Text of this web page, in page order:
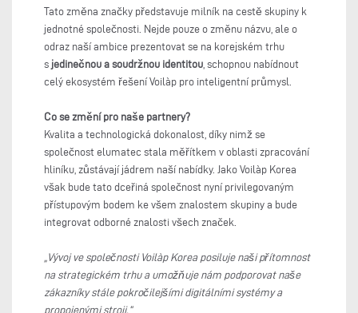
Tato změna značky představuje milník na cestě skupiny k
jednotné společnosti. Nejde pouze o změnu názvu, ale o
odraz naší ambice prezentovat se na korejském trhu
s jedinečnou a soudržnou identitou, schopnou nabídnout
celý ekosystém řešení Voilàp pro inteligentní průmysl.
Co se změní pro naše partnery?
Kvalita a technologická dokonalost, díky nimž se
společnost elumatec stala měřítkem v oblasti zpracování
hliníku, zůstávají jádrem naší nabídky. Jako Voilàp Korea
však bude tato dceřiná společnost nyní privilegovaným
přístupovým bodem ke všem znalostem skupiny a bude
integrovat odborné znalosti všech značek.
„Vývoj ve společnosti Voilàp Korea posiluje naši přítomnost
na strategickém trhu a umožňuje nám podporovat naše
zákazníky stále pokročilejšími digitálními systémy a
propojenými stroji.“